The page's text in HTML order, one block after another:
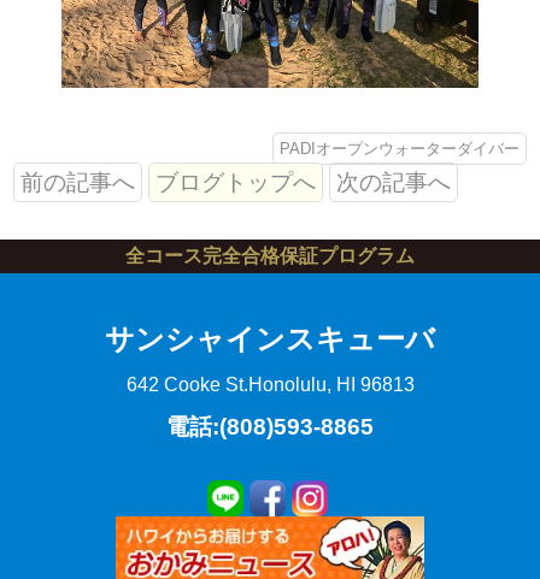
PADIオープンウォーターダイバー
前の記事へ ブログトップへ 次の記事へ
全コース完全合格保証プログラム
サンシャインスキューバ
642 Cooke St.Honolulu, HI 96813
電話:(808)593-8865